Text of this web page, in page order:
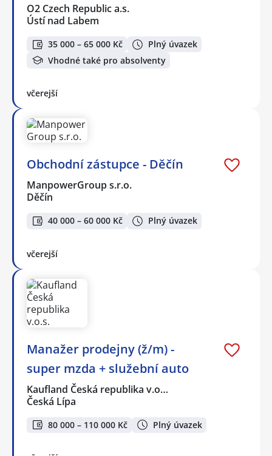
O2 Czech Republic a.s.
Ústí nad Labem
35 000 – 65 000 Kč
Plný úvazek
Vhodné také pro absolventy
včerejší
Obchodní zástupce - Děčín
ManpowerGroup s.r.o.
Děčín
40 000 – 60 000 Kč Plný úvazek
včerejší
Manažer prodejny (ž/m) -
super mzda + služební auto
Kaufland Česká republika v.o…
Česká Lípa
80 000 – 110 000 Kč Plný úvazek